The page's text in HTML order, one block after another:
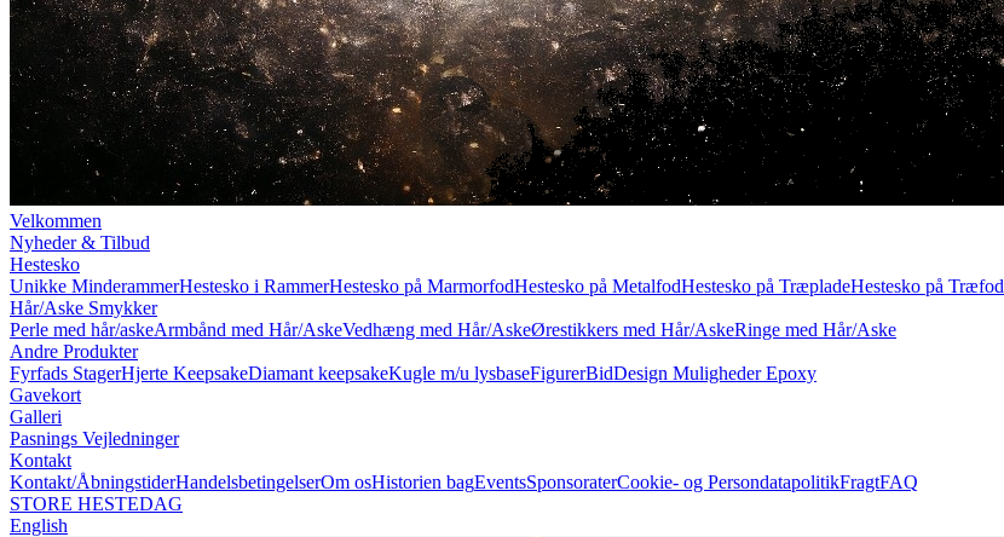
Velkommen
Nyheder & Tilbud
Hestesko
Unikke MinderammerHestesko i RammerHestesko på MarmorfodHestesko på MetalfodHestesko på TræpladeHestesko på Træfod
Hår/Aske Smykker
Perle med hår/askeArmbånd med Hår/AskeVedhæng med Hår/AskeØrestikkers med Hår/AskeRinge med Hår/Aske
Andre Produkter
Fyrfads StagerHjerte KeepsakeDiamant keepsakeKugle m/u lysbaseFigurerBidDesign Muligheder Epoxy
Gavekort
Galleri
Pasnings Vejledninger
Kontakt
Kontakt/ÅbningstiderHandelsbetingelserOm osHistorien bagEventsSponsoraterCookie- og PersondatapolitikFragtFAQ
STORE HESTEDAG
English